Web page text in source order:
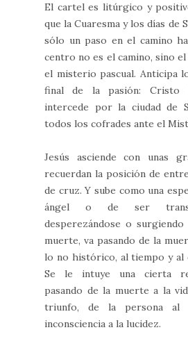
El cartel es litúrgico y
que la Cuaresma y los días de
sólo un paso en el camino
centro no es el camino, sino
el misterio pascual. Anticipa
final de la pasión: Cristo
intercede por la ciudad de
todos los cofrades ante el
Jesús asciende con unas
recuerdan la posición de
de cruz. Y sube como una
ángel o de ser
desperezándose o
muerte, va pasando de la
lo no histórico, al tiempo y al
Se le intuye una cierta
pasando de la muerte a la
triunfo, de la persona al
inconsciencia a la lucidez.